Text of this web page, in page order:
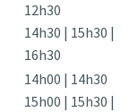
12h30
14h30 | 15h30 |
16h30
14h00 | 14h30
15h00 | 15h30 |